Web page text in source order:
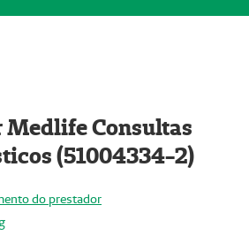
Medlife Consultas
(51004334-2)
do prestador